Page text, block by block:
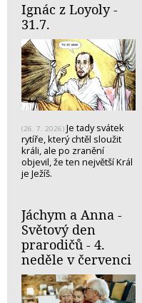
Ignác z Loyoly -
31.7.
(26. 7. 2026) Je tady svátek
rytíře, který chtěl sloužit
králi, ale po zranění
objevil, že ten největší Král
je Ježíš.
Jáchym a Anna -
Světový den
prarodičů - 4.
neděle v červenci